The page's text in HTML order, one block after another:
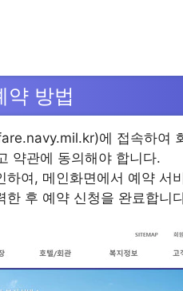
약 방법
에 접속하여
약관에 동의해야 합니다​​​​.
하여, 메인화면에서 예약 서
후 예약 신청을 완료합니